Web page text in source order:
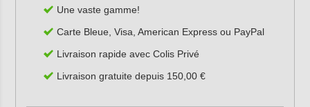
Une vaste gamme!
Carte Bleue, Visa, American Express ou PayPal
Livraison rapide avec Colis Privé
Livraison gratuite depuis 150,00 €